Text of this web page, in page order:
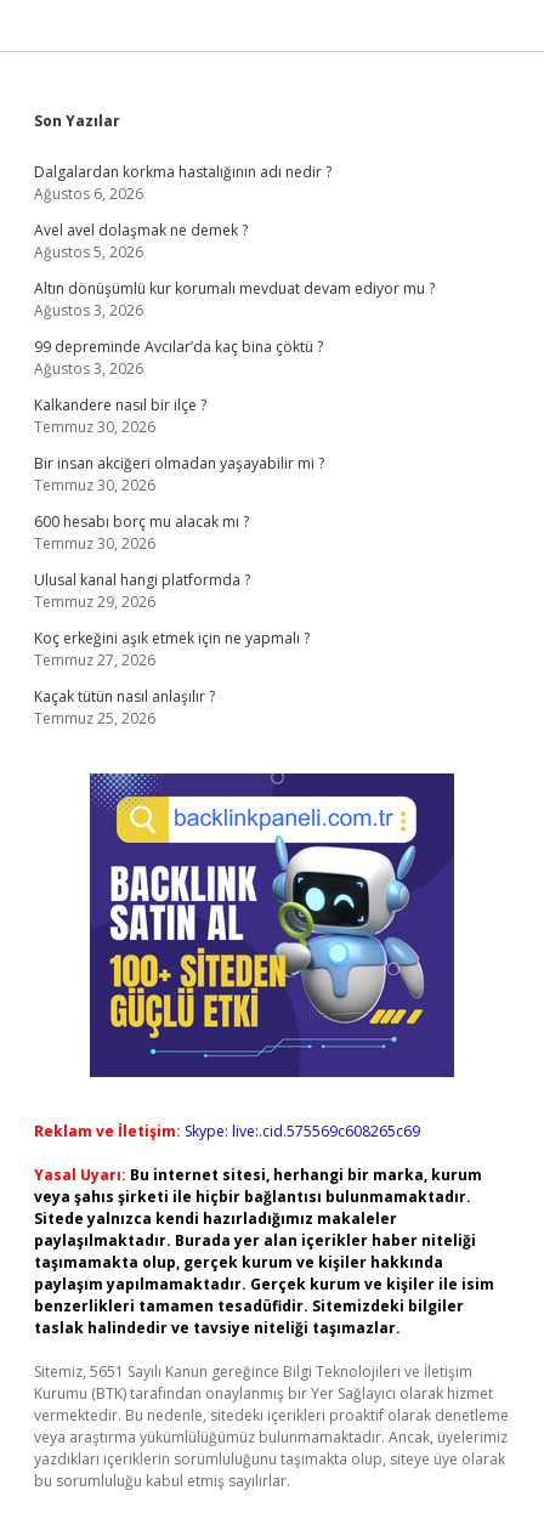
Sidebar
Son Yazılar
Dalgalardan korkma hastalığının adı nedir ?
Ağustos 6, 2026
Avel avel dolaşmak ne demek ?
Ağustos 5, 2026
Altın dönüşümlü kur korumalı mevduat devam ediyor mu ?
Ağustos 3, 2026
99 depreminde Avcılar’da kaç bina çöktü ?
Ağustos 3, 2026
Kalkandere nasıl bir ilçe ?
Temmuz 30, 2026
Bir insan akciğeri olmadan yaşayabilir mi ?
Temmuz 30, 2026
600 hesabı borç mu alacak mı ?
Temmuz 30, 2026
Ulusal kanal hangi platformda ?
Temmuz 29, 2026
Koç erkeğini aşık etmek için ne yapmalı ?
Temmuz 27, 2026
Kaçak tütün nasıl anlaşılır ?
Temmuz 25, 2026
Reklam ve İletişim: Skype: live:.cid.575569c608265c69
Yasal Uyarı: Bu internet sitesi, herhangi bir marka, kurum
veya şahıs şirketi ile hiçbir bağlantısı bulunmamaktadır.
Sitede yalnızca kendi hazırladığımız makaleler
paylaşılmaktadır. Burada yer alan içerikler haber niteliği
taşımamakta olup, gerçek kurum ve kişiler hakkında
paylaşım yapılmamaktadır. Gerçek kurum ve kişiler ile isim
benzerlikleri tamamen tesadüfidir. Sitemizdeki bilgiler
taslak halindedir ve tavsiye niteliği taşımazlar.
Sitemiz, 5651 Sayılı Kanun gereğince Bilgi Teknolojileri ve İletişim
Kurumu (BTK) tarafından onaylanmış bir Yer Sağlayıcı olarak hizmet
vermektedir. Bu nedenle, sitedeki içerikleri proaktif olarak denetleme
veya araştırma yükümlülüğümüz bulunmamaktadır. Ancak, üyelerimiz
yazdıkları içeriklerin sorumluluğunu taşımakta olup, siteye üye olarak
bu sorumluluğu kabul etmiş sayılırlar.